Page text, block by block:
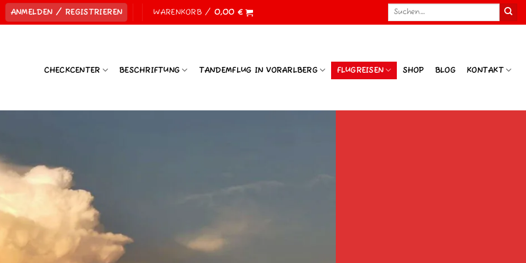
ANMELDEN / REGISTRIEREN WARENKORB / 0,00 €
Suchen
CHECKCENTER BESCHRIFTUNG TANDEMFLUG IN VORARLBERG FLUGREISEN SHOP BLOG KONTAKT